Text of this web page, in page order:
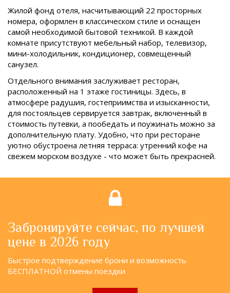
Жилой фонд отеля, насчитывающий 22 просторных
номера, оформлен в классическом стиле и оснащен
самой необходимой бытовой техникой. В каждой
комнате присутствуют мебельный набор, телевизор,
мини-холодильник, кондиционер, совмещенный
санузел.
Отдельного внимания заслуживает ресторан,
расположенный на 1 этаже гостиницы. Здесь, в
атмосфере радушия, гостеприимства и изысканности,
для постояльцев сервируется завтрак, включенный в
стоимость путевки, а пообедать и поужинать можно за
дополнительную плату. Удобно, что при ресторане
уютно обустроена летняя терраса: утренний кофе на
свежем морском воздухе - что может быть прекрасней.
Забронируйте сейчас, по лучшей
цене в 2026 году
Быстрое подтверждение брони и возможность
БЕСПЛАТНОЙ отмены поездки